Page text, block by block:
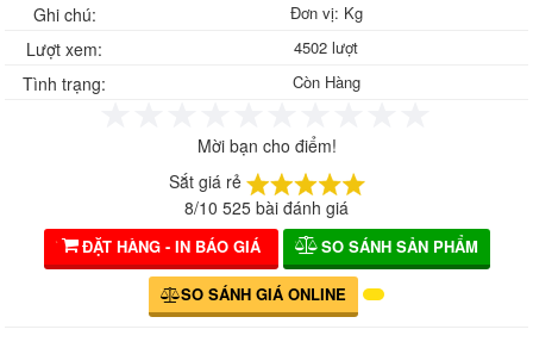
Ghi chú: Đơn vị: Kg
Lượt xem: 4502 lượt
Tình trạng: Còn Hàng
Mời bạn cho điểm!
Sắt giá rẻ
8/10 525 bài đánh giá
ĐẶT HÀNG - IN BÁO GIÁ SO SÁNH SẢN PHẨM
SO SÁNH GIÁ ONLINE